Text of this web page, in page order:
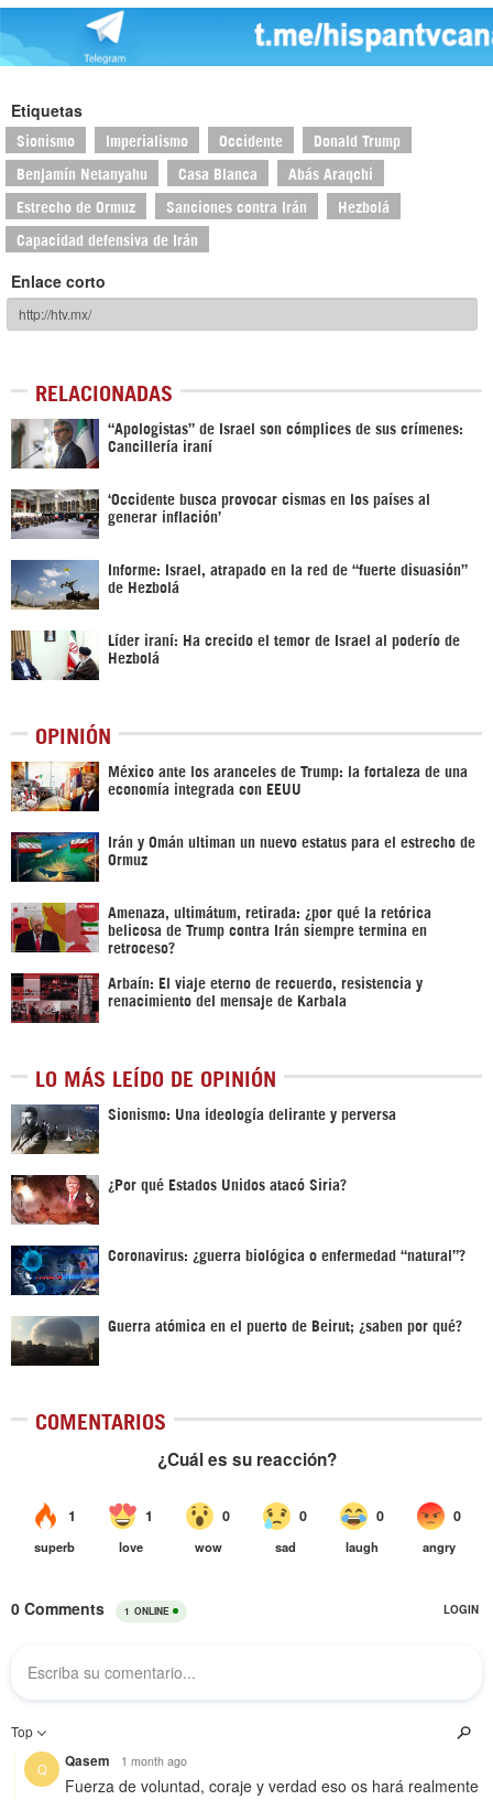
Etiquetas
Sionismo Imperialismo Occidente Donald Trump
Benjamín Netanyahu Casa Blanca Abás Araqchi
Estrecho de Ormuz Sanciones contra Irán Hezbolá
Capacidad defensiva de Irán
Enlace corto
RELACIONADAS
“Apologistas” de Israel son cómplices de sus crímenes:
Cancillería iraní
‘Occidente busca provocar cismas en los países al
generar inflación’
Informe: Israel, atrapado en la red de “fuerte disuasión”
de Hezbolá
Líder iraní: Ha crecido el temor de Israel al poderío de
Hezbolá
OPINIÓN
México ante los aranceles de Trump: la fortaleza de una
economía integrada con EEUU
Irán y Omán ultiman un nuevo estatus para el estrecho de
Ormuz
Amenaza, ultimátum, retirada: ¿por qué la retórica
belicosa de Trump contra Irán siempre termina en
retroceso?
Arbaín: El viaje eterno de recuerdo, resistencia y
renacimiento del mensaje de Karbala
LO MÁS LEÍDO DE OPINIÓN
Sionismo: Una ideología delirante y perversa
¿Por qué Estados Unidos atacó Siria?
Coronavirus: ¿guerra biológica o enfermedad “natural”?
Guerra atómica en el puerto de Beirut; ¿saben por qué?
COMENTARIOS